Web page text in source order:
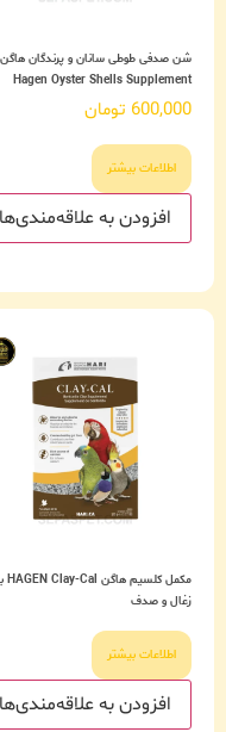
شن صدفی طوطی سانان و پرندگان هاگن
Hagen Oyster Shells Supplement
600,000 تومان
اطلاعات بیشتر
افزودن به علاقه‌مندی‌ها
مکمل کلسیم هاگن HAGEN Clay-Cal با
زغال و صدف
اطلاعات بیشتر
افزودن به علاقه‌مندی‌ها